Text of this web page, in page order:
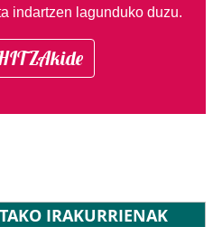
indartzen lagunduko duzu.
IRAKURRIENAK